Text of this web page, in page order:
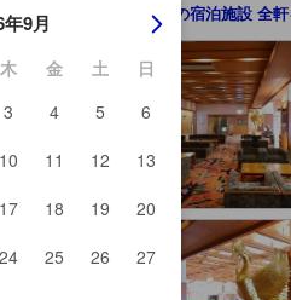
9月
木 金 土
日
3 4 5
6
10 11 12
13
17 18 19
20
24 25 26
27
大町の宿泊施設 全